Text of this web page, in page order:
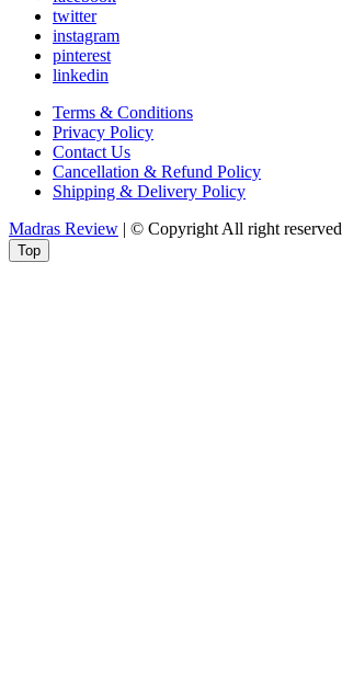
twitter
instagram
pinterest
linkedin
Terms & Conditions
Privacy Policy
Contact Us
Cancellation & Refund Policy
Shipping & Delivery Policy
Madras Review | © Copyright All right reserved
Top